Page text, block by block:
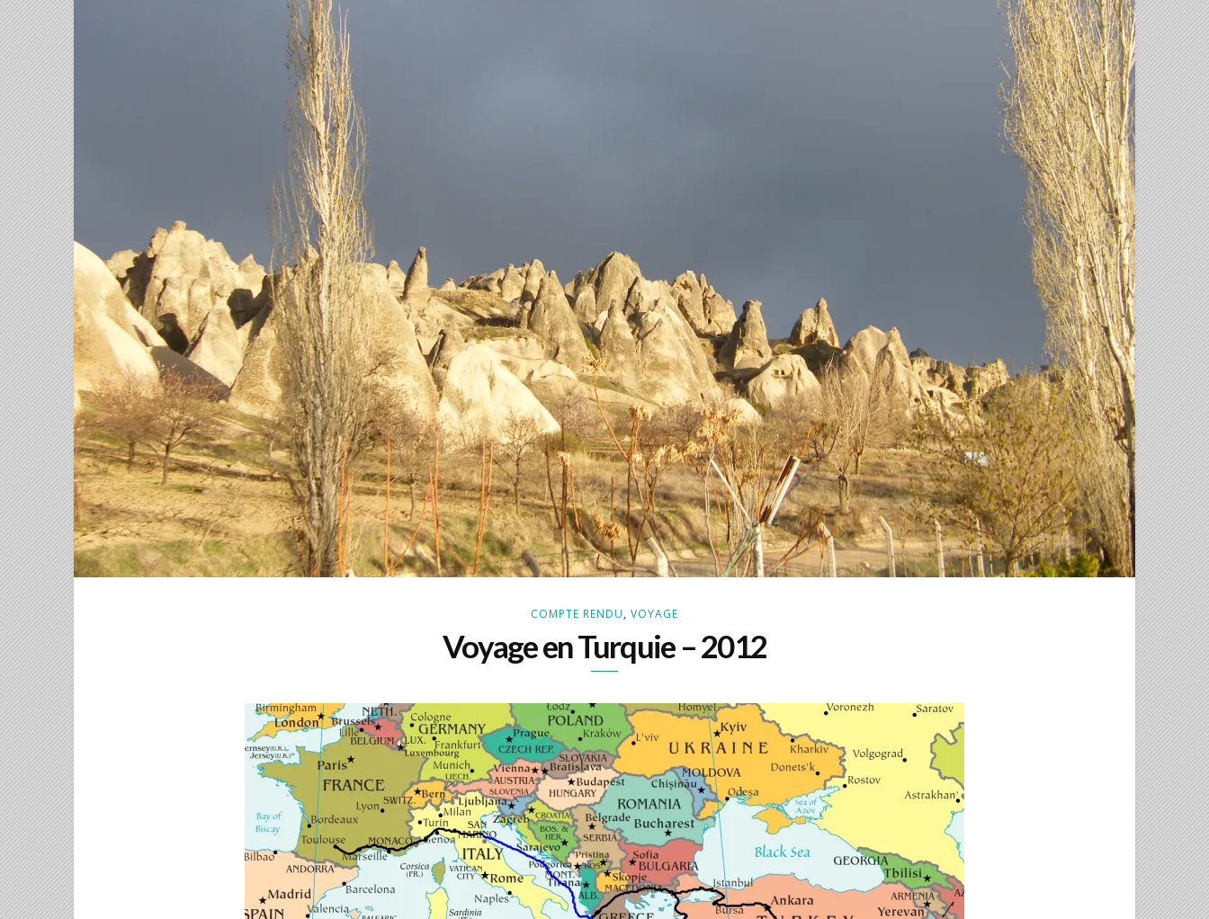
COMPTE RENDU, VOYAGE
Voyage en Turquie – 2012